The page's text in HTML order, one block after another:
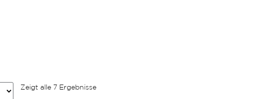
Zeigt alle 7 Ergebnisse